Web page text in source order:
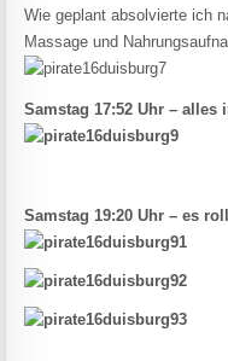
Wie geplant absolvierte ich
Massage und
Samstag 17:52 Uhr – alles
Samstag 19:20 Uhr – es